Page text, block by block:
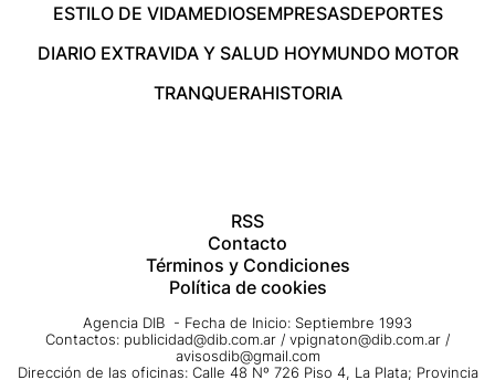
ESTILO DE VIDAMEDIOSEMPRESASDEPORTES
DIARIO EXTRAVIDA Y SALUD HOYMUNDO MOTOR
TRANQUERAHISTORIA
RSS
Contacto
Términos y Condiciones
Política de cookies
Agencia DIB - Fecha de Inicio: Septiembre 1993
Contactos: publicidad@dib.com.ar / vpignaton@dib.com.ar /
avisosdib@gmail.com
Dirección de las oficinas: Calle 48 Nº 726 Piso 4, La Plata; Provincia